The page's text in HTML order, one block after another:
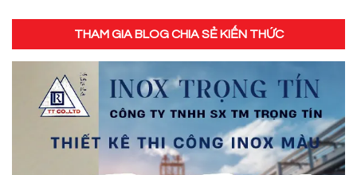
THAM GIA BLOG CHIA SẺ KIẾN THỨC